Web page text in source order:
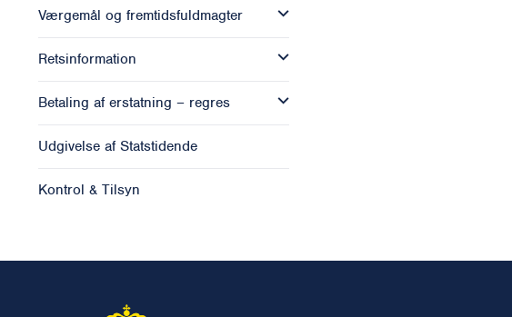
Værgemål og fremtidsfuldmagter
Retsinformation
Betaling af erstatning – regres
Udgivelse af Statstidende
Kontrol & Tilsyn